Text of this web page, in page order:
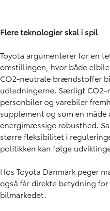
Flere teknologier skal i spil
Toyota argumenterer for en
omstillingen, hvor både
CO2-neutrale brændstoffer
udledningerne. Særligt
personbiler og varebiler
supplement og som en måde
energimæssige robusthed.
større fleksibilitet i
politikken kan følge
Hos Toyota Danmark peger
også får direkte betydning
bilmarkedet.